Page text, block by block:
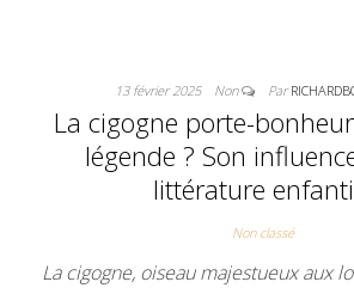
13 février 2025 Non Par
La cigogne porte-
légende ? Son
littérature
Non classé
La cigogne, oiseau majestueux aux